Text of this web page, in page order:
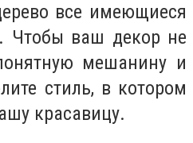
все имеющиеся
Чтобы ваш декор не
мешанину и
стиль, в котором
красавицу.